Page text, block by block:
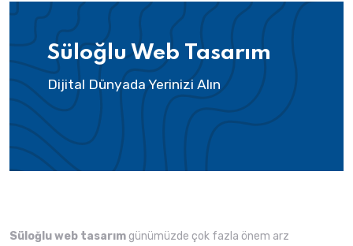
Süloğlu Web Tasarım
Dijital Dünyada Yerinizi Alın
Süloğlu web tasarım günümüzde çok fazla önem arz